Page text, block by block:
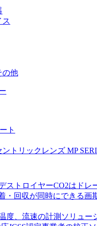
ス
の他
ト
トリックレンズ MP
ストロイヤーCO2はドレ
・回収が同時にできる画
度、流速の計測ソリュー